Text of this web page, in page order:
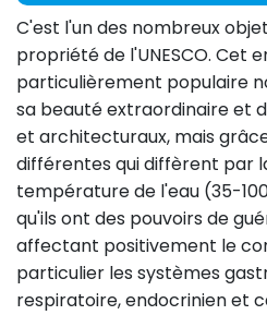
C'est l'un des nombreux
propriété de l'UNESCO. Cet
particulièrement populaire
sa beauté extraordinaire et
et architecturaux, mais
différentes qui diffèrent par
température de l'eau (35-
qu'ils ont des pouvoirs de
affectant positivement le
particulier les systèmes
respiratoire, endocrinien et